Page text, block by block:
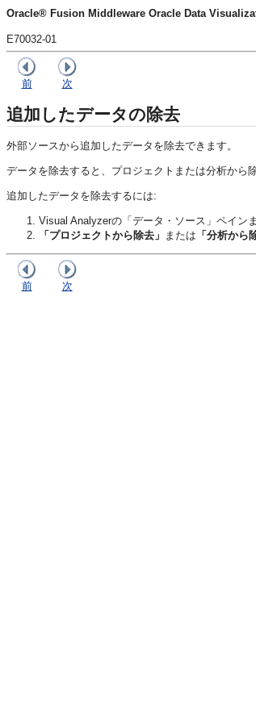
Oracle® Fusion Middleware Oracle Data
E70032-01
前 次
追加したデータの除去
外部ソースから追加したデータを除去できます。
データを除去すると、プロジェクトまたは分析から
追加したデータを除去するには:
Visual Analyzerの 「データ・ソース」ペイン
「プロジェクトから除去」
または 「分析から
前 次